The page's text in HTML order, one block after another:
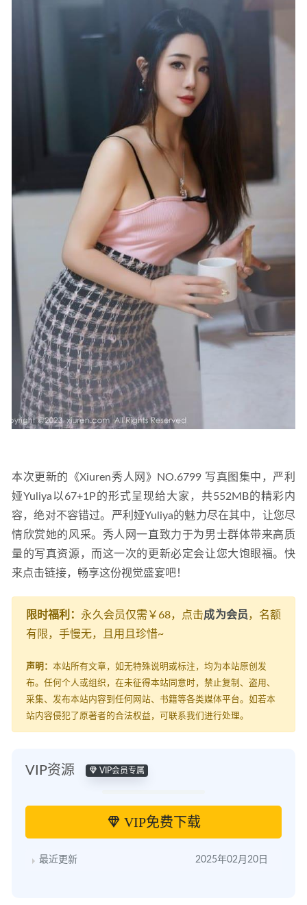
本次更新的《Xiuren秀人网》NO.6799 写真图集中，严利
娅Yuliya以67+1P的形式呈现给大家，共552MB的精彩内
容，绝对不容错过。严利娅Yuliya的魅力尽在其中，让您尽
情欣赏她的风采。秀人网一直致力于为男士群体带来高质
量的写真资源，而这一次的更新必定会让您大饱眼福。快
来点击链接，畅享这份视觉盛宴吧！
限时福利： 永久会员仅需￥68，点击成为会员，名额
有限，手慢无，且用且珍惜~
声明： 本站所有文章，如无特殊说明或标注，均为本站原创发
布。任何个人或组织，在未征得本站同意时，禁止复制、盗用、
采集、发布本站内容到任何网站、书籍等各类媒体平台。如若本
站内容侵犯了原著者的合法权益，可联系我们进行处理。
VIP资源 VIP会员专属
VIP免费下载
最近更新 2025年02月20日